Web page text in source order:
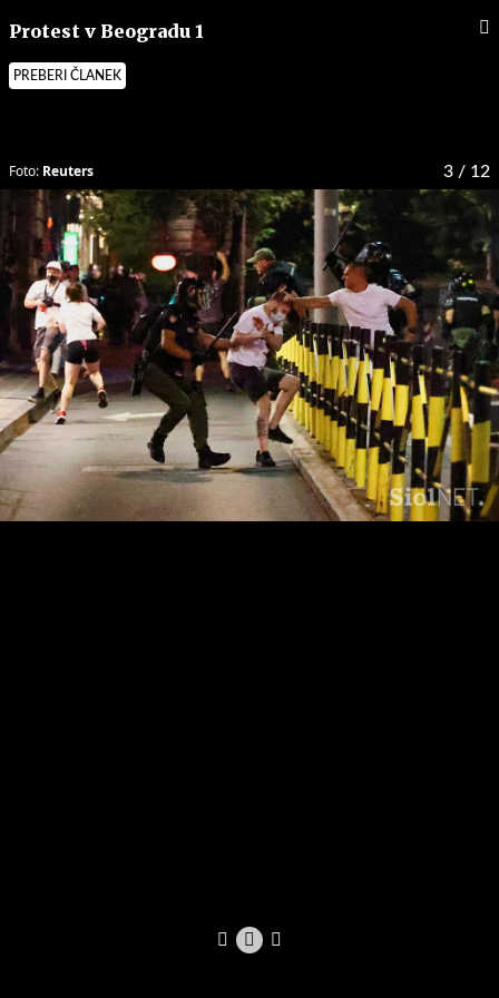
Protest v Beogradu 1
PREBERI ČLANEK
3 / 12
Foto: Reuters